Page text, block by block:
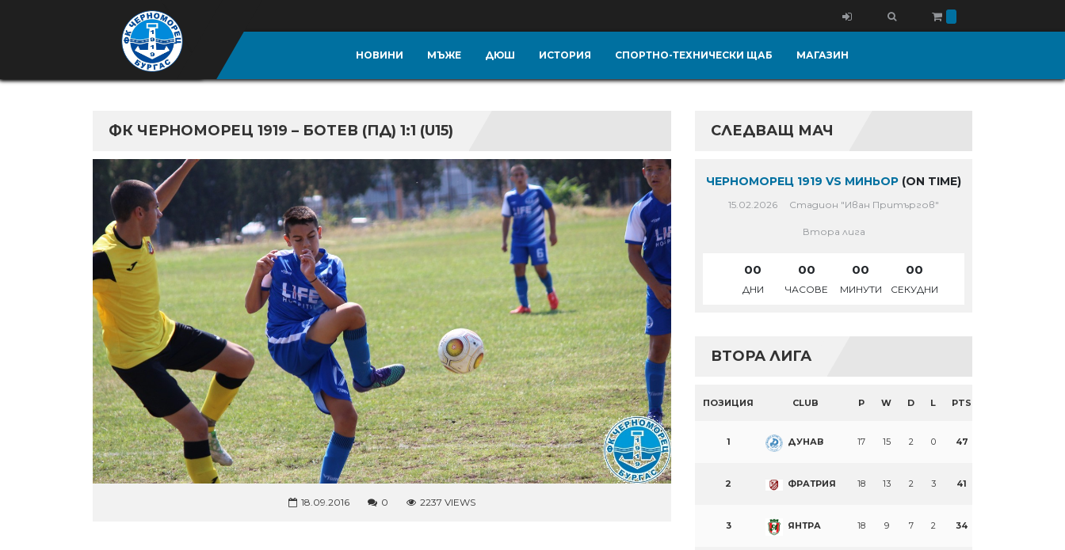
НОВИНИ МЪЖЕ ДЮШ ИСТОРИЯ СПОРТНО-ТЕХНИЧЕСКИ ЩАБ МАГАЗИН
ФК ЧЕРНОМОРЕЦ 1919 – БОТЕВ (ПД) 1:1 (U15)
18.09.2016 0 2237 VIEWS
СЛЕДВАЩ МАЧ
ЧЕРНОМОРЕЦ 1919 VS МИНЬОР (ON TIME)
15.02.2026 Стадион "Иван Притъргов"
Втора лига
00
ДНИ
00
ЧАСОВЕ
00
МИНУТИ
00
СЕКУДНИ
ВТОРА ЛИГА
ПОЗИЦИЯ CLUB P W D L PTS
1 ДУНАВ 17 15 2 0 47
2 ФРАТРИЯ 18 13 2 3 41
3 ЯНТРА 18 9 7 2 34